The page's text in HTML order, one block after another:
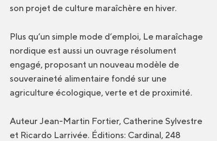
son projet de culture maraîchère en hiver.
Plus qu’un simple mode d’emploi, Le maraîchage
nordique est aussi un ouvrage résolument
engagé, proposant un nouveau modèle de
souveraineté alimentaire fondé sur une
agriculture écologique, verte et de proximité.
Auteur Jean-Martin Fortier, Catherine Sylvestre
et Ricardo Larrivée. Éditions: Cardinal, 248